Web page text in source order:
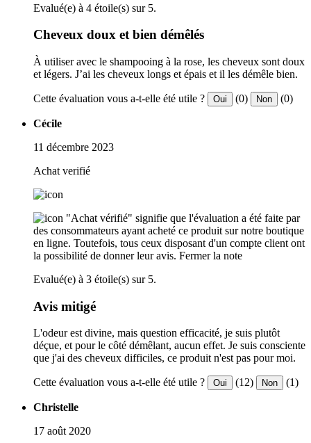
Evalué(e) à 4 étoile(s) sur 5.
Cheveux doux et bien démêlés
À utiliser avec le shampooing à la rose, les cheveux sont doux
et légers. J’ai les cheveux longs et épais et il les démêle bien.
Cette évaluation vous a-t-elle été utile ? Oui (0) Non (0)
Cécile
11 décembre 2023
Achat verifié
"Achat vérifié" signifie que l'évaluation a été faite par
des consommateurs ayant acheté ce produit sur notre boutique
en ligne. Toutefois, tous ceux disposant d'un compte client ont
la possibilité de donner leur avis. Fermer la note
Evalué(e) à 3 étoile(s) sur 5.
Avis mitigé
L'odeur est divine, mais question efficacité, je suis plutôt
déçue, et pour le côté démêlant, aucun effet. Je suis consciente
que j'ai des cheveux difficiles, ce produit n'est pas pour moi.
Cette évaluation vous a-t-elle été utile ? Oui (12) Non (1)
Christelle
17 août 2020